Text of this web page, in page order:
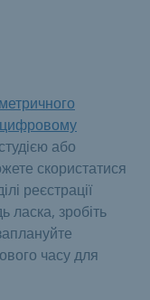
або
скористатися
реєстрації
ласка, зробіть
часу для